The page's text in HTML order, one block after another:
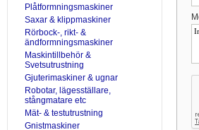
Plåtformningsmaskiner
Saxar & klippmaskiner
Rörbock-, rikt- &
ändformningsmaskiner
Maskintillbehör &
Svetsutrustning
Gjuterimaskiner & ugnar
Robotar, lägesställare,
stångmatare etc
Mät- & testutrustning
Gnistmaskiner